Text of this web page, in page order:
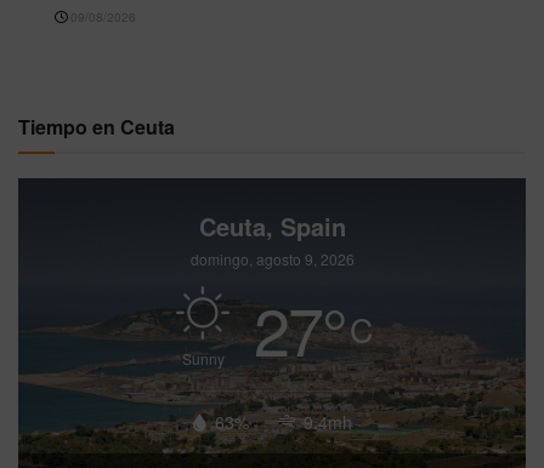
09/08/2026
Tiempo en Ceuta
Ceuta, Spain
domingo, agosto 9, 2026
Sunny 27°C
63% 9.4mh